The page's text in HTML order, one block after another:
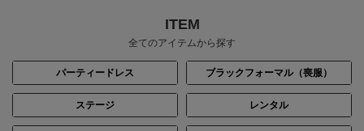
ITEM
全てのアイテムから探す
パーティードレス ブラックフォーマル（喪服）
ステージ レンタル